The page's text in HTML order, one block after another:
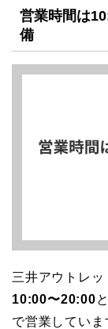
営業時間は
備
三井アウトレ
10:00〜20:00
で営業してい